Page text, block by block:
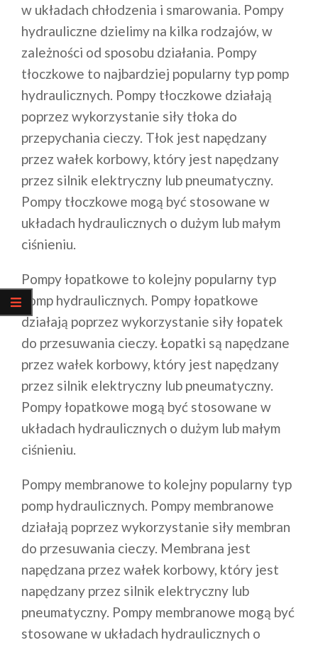
w układach chłodzenia i smarowania. Pompy
hydrauliczne dzielimy na kilka rodzajów, w
zależności od sposobu działania. Pompy
tłoczkowe to najbardziej popularny typ pomp
hydraulicznych. Pompy tłoczkowe działają
poprzez wykorzystanie siły tłoka do
przepychania cieczy. Tłok jest napędzany
przez wałek korbowy, który jest napędzany
przez silnik elektryczny lub pneumatyczny.
Pompy tłoczkowe mogą być stosowane w
układach hydraulicznych o dużym lub małym
ciśnieniu.
Pompy łopatkowe to kolejny popularny typ
pomp hydraulicznych. Pompy łopatkowe
działają poprzez wykorzystanie siły łopatek
do przesuwania cieczy. Łopatki są napędzane
przez wałek korbowy, który jest napędzany
przez silnik elektryczny lub pneumatyczny.
Pompy łopatkowe mogą być stosowane w
układach hydraulicznych o dużym lub małym
ciśnieniu.
Pompy membranowe to kolejny popularny typ
pomp hydraulicznych. Pompy membranowe
działają poprzez wykorzystanie siły membran
do przesuwania cieczy. Membrana jest
napędzana przez wałek korbowy, który jest
napędzany przez silnik elektryczny lub
pneumatyczny. Pompy membranowe mogą być
stosowane w układach hydraulicznych o